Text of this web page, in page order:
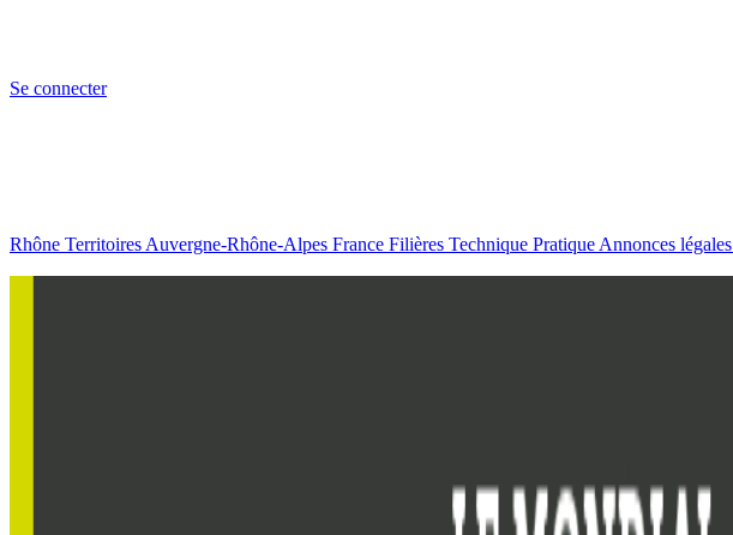
Se connecter
Rhône Territoires Auvergne-Rhône-Alpes France Filières Technique Pratique Annonces légales